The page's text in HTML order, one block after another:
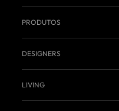
PRODUTOS
DESIGNERS
LIVING